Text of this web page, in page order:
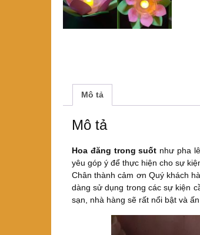
Mô tả
Mô tả
Hoa đăng trong suốt như pha lê
yêu góp ý để thực hiện cho sự
Chân thành cảm ơn Quý khách
dàng sử dụng trong các sự kiện
sạn, nhà hàng sẽ rất nổi bật và ấn